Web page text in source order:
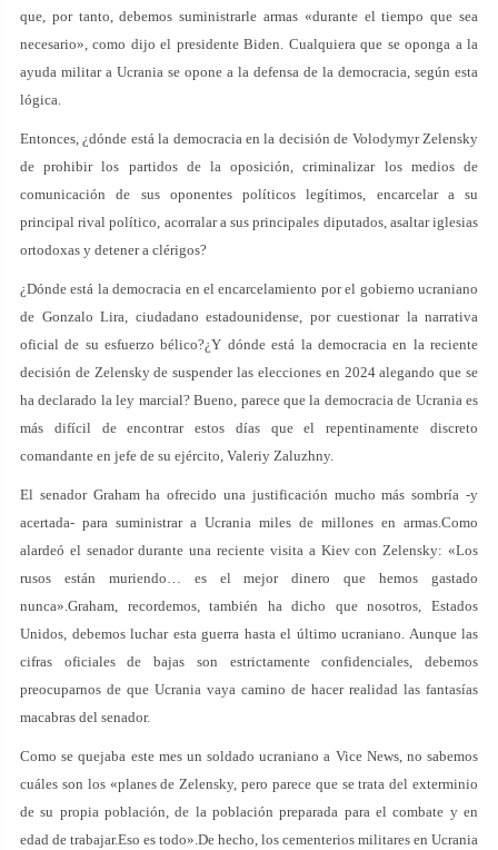
que, por tanto, debemos suministrarle armas «durante el tiempo que sea
necesario», como dijo el presidente Biden. Cualquiera que se oponga a la
ayuda militar a Ucrania se opone a la defensa de la democracia, según esta
lógica.
Entonces, ¿dónde está la democracia en la decisión de Volodymyr Zelensky
de prohibir los partidos de la oposición, criminalizar los medios de
comunicación de sus oponentes políticos legítimos, encarcelar a su
principal rival político, acorralar a sus principales diputados, asaltar iglesias
ortodoxas y detener a clérigos?
¿Dónde está la democracia en el encarcelamiento por el gobierno ucraniano
de Gonzalo Lira, ciudadano estadounidense, por cuestionar la narrativa
oficial de su esfuerzo bélico?¿Y dónde está la democracia en la reciente
decisión de Zelensky de suspender las elecciones en 2024 alegando que se
ha declarado la ley marcial? Bueno, parece que la democracia de Ucrania es
más difícil de encontrar estos días que el repentinamente discreto
comandante en jefe de su ejército, Valeriy Zaluzhny.
El senador Graham ha ofrecido una justificación mucho más sombría -y
acertada- para suministrar a Ucrania miles de millones en armas.Como
alardeó el senador durante una reciente visita a Kiev con Zelensky: «Los
rusos están muriendo… es el mejor dinero que hemos gastado
nunca».Graham, recordemos, también ha dicho que nosotros, Estados
Unidos, debemos luchar esta guerra hasta el último ucraniano. Aunque las
cifras oficiales de bajas son estrictamente confidenciales, debemos
preocuparnos de que Ucrania vaya camino de hacer realidad las fantasías
macabras del senador.
Como se quejaba este mes un soldado ucraniano a Vice News, no sabemos
cuáles son los «planes de Zelensky, pero parece que se trata del exterminio
de su propia población, de la población preparada para el combate y en
edad de trabajar.Eso es todo».De hecho, los cementerios militares en Ucrania